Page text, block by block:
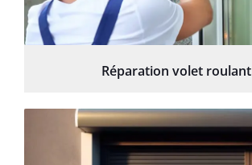
Réparation volet roulant